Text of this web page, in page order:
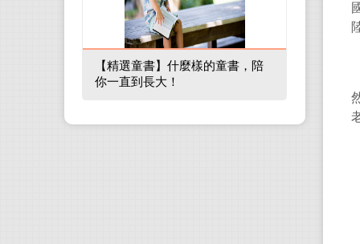
【精選童書】什麼樣的童書，陪
你一直到長大！